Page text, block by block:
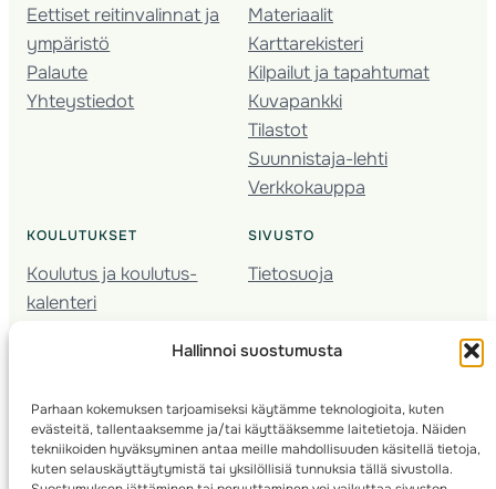
Hallinnoi suostumusta
Parhaan kokemuksen tarjoamiseksi käytämme teknologioita, kuten
evästeitä, tallentaaksemme ja/tai käyttääksemme laitetietoja. Näiden
tekniikoiden hyväksyminen antaa meille mahdollisuuden käsitellä tietoja,
kuten selauskäyttäytymistä tai yksilöllisiä tunnuksia tällä sivustolla.
Eettiset reitinvalinnat ja
ympäristö
Palaute
Yhteystiedot
Materiaalit
Karttarekisteri
Kilpailut ja tapahtumat
Kuvapankki
Tilastot
Suunnistaja-lehti
Verkkokauppa
KOULUTUKSET
Koulutus ja koulutus­
kalenteri
Seura­kehittäminen
Kartoitus
Ratamestari
SIVUSTO
Tietosuoja